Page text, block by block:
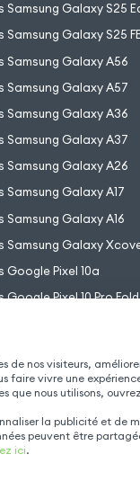
Samsung Galaxy S25
Samsung Galaxy S25
Samsung Galaxy A56
Samsung Galaxy A57
Samsung Galaxy A36
Samsung Galaxy A37
Samsung Galaxy A26
Samsung Galaxy A17
Samsung Galaxy A16
Samsung Galaxy
Google Pixel 10a
Google Pixel 10 Pro Fold
Google Pixel 10
de nos visiteurs,
faire vivre une
que nous utilisons,
la publicité et de
peuvent être
ici.